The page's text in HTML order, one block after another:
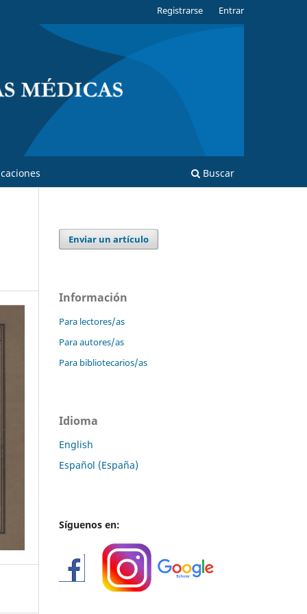
Buscar
Registrarse Entrar
Enviar un artículo
Información
Para lectores/as
Para autores/as
Para bibliotecarios/as
Idioma
English
Español (España)
Síguenos en: